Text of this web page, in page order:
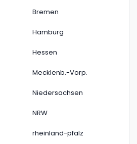
Bremen
Hamburg
Hessen
Mecklenb.-Vorp.
Niedersachsen
NRW
rheinland-pfalz